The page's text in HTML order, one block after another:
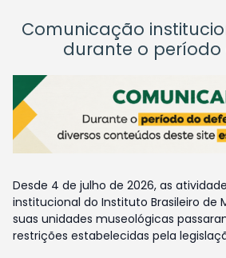
Comunicação
durante o período
Desde 4 de julho de 2026, as
institucional do Instituto Brasileiro de
suas unidades museológicas
restrições estabelecidas pela